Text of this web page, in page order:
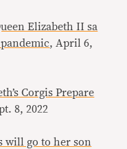
Elizabeth II sa
, April 6,
Corgis Prepare
8, 2022
will go to her son